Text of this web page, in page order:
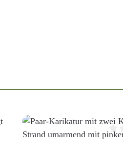
Bewertung von 0 von 5 Sternen